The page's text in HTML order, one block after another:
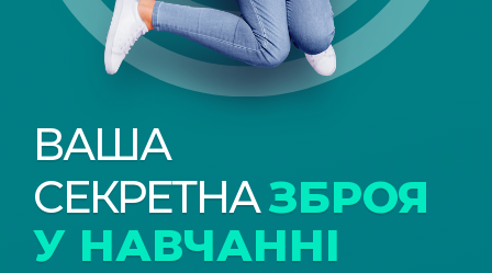
ВАША
СЕКРЕТНАЗБРОЯ
У НАВЧАННІ